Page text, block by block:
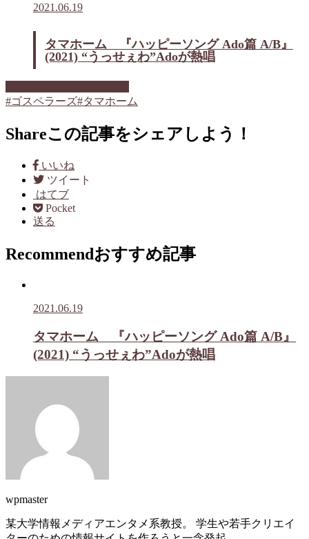
2021.06.19
タマホーム 『ハッピーソング Ado篇 A/B』
(2021) “うっせぇわ”Adoが熱唱
#ゴスペラーズ#タマホーム
Shareこの記事をシェアしよう！
いいね
ツイート
はてブ
Pocket
送る
Recommend おすすめ記事
2021.06.19
タマホーム 『ハッピーソング Ado篇 A/B』
(2021) “うっせぇわ”Adoが熱唱
wpmaster
某大学情報メディアエンタメ系教授。 学生や若手クリエイ